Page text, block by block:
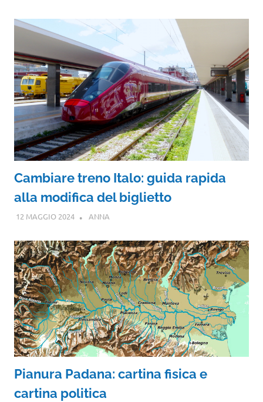
Cambiare treno Italo: guida rapida
alla modifica del biglietto
12 MAGGIO 2024 ANNA
Pianura Padana: cartina fisica e
cartina politica